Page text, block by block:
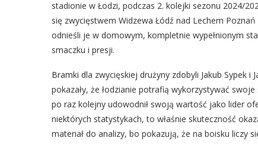
stadionie w Łodzi, podczas 2. kolejki sezonu 2024/
się zwycięstwem Widzewa Łódź nad Lechem
odnieśli je w domowym, kompletnie wypełnionym
smaczku i presji.
Bramki dla zwycięskiej drużyny zdobyli Jakub Sypek i
pokazały, że łodzianie potrafią wykorzystywać
po raz kolejny udowodnił swoją wartość jako lider
niektórych statystykach, to właśnie skuteczność
materiał do analizy, bo pokazują, że na boisku liczy